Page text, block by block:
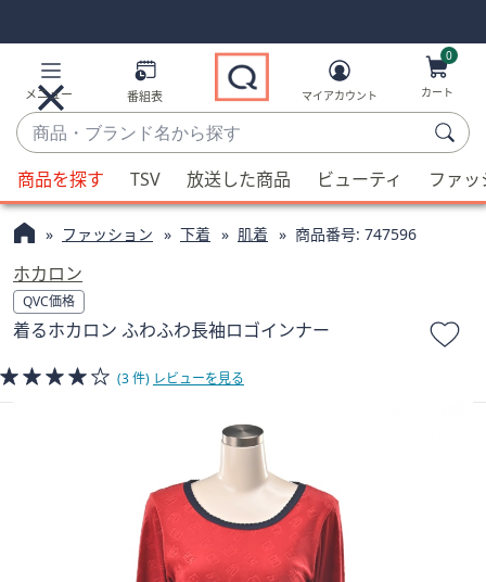
Links
Links2
メニュー 番組表
商
品・
ブ
ラ
ン
名
か
ら
す
候
補
が
利
用
可
能
場
マイアカウント
0
カート
商品を探す TSV 放送した商品 ビューティ ファ
ファッション 下着 肌着 商品番号: 747596
ホカロン
QVC価格
着るホカロン ふわふわ長袖ロゴインナー
(3 件) レビューを見る